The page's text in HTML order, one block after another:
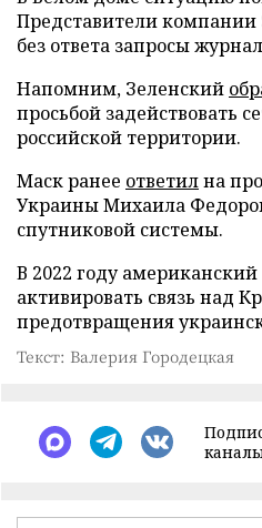
Представители компании
без ответа запросы
Напомним, Зеленский
просьбой задействовать
российской территории.
Маск ранее ответилна
Украины Михаила
спутниковой системы.
В 2022 году
активировать связь над
предотвращения
Текст: Валерия Городецкая